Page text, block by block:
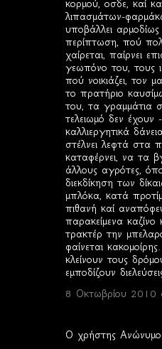
κορμού, οσδε, καί
λιπασμάτων-
υποβάλλει
περίπτωση, πού
χαίρεται, παίρνει
γεωπόνο του, τους
πού νοικιάζει, τον
το πρατήριο
του, τα γραμμάτια
τελειωμό δεν έχουν
καλλιεργητικά
στέλνει λεφτά στα
καταφέρνει, να τα
άλλους αγρότες,
διεκδίκηση των
μπλόκα, κατά
πιθανή καί
παρακείμενα
τρακτέρ την
φαίνεται
κλείνουν τους
εμποδίζουν
8 Οκτωβρίου 2010
Ο χρήστης